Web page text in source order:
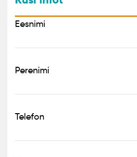
Eesnimi
Perenimi
Telefon